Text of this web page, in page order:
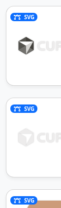
SVG
SVG
SVG